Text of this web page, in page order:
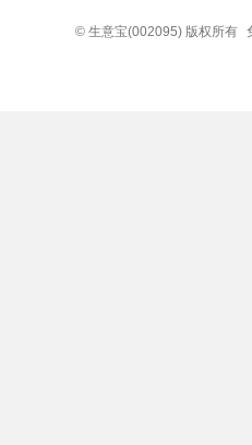
© 生意宝(002095) 版权所有